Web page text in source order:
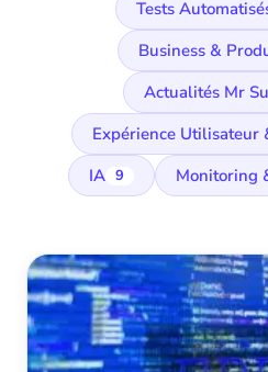
Tests
Business &
Actualités Mr
Expérience Utilisateur
IA 9 Monitoring